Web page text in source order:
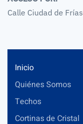
Calle Ciudad de
Inicio
Quiénes Somos
Techos
Cortinas de Cristal